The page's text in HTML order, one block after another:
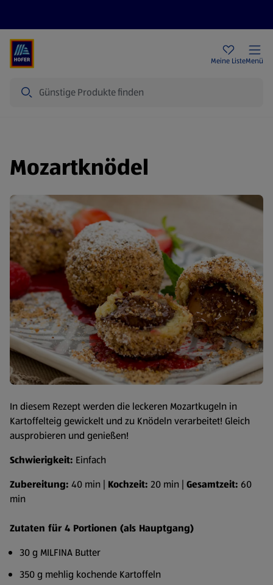
Meine ListeMenü
Mozartknödel
In diesem Rezept werden die leckeren Mozartkugeln in
Kartoffelteig gewickelt und zu Knödeln verarbeitet! Gleich
ausprobieren und genießen!
Schwierigkeit: Einfach
Zubereitung: 40 min | Kochzeit: 20 min | Gesamtzeit: 60
min
Zutaten für 4 Portionen (als Hauptgang)
30 g MILFINA Butter
350 g mehlig kochende Kartoffeln